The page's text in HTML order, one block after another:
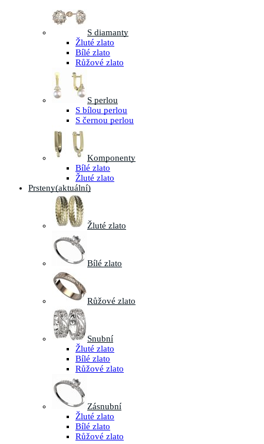
S diamanty
Žluté zlato
Bílé zlato
Růžové zlato
S perlou
S bílou perlou
S černou perlou
Komponenty
Bílé zlato
Žluté zlato
Prsteny(aktuální)
Žluté zlato
Bílé zlato
Růžové zlato
Snubní
Žluté zlato
Bílé zlato
Růžové zlato
Zásnubní
Žluté zlato
Bílé zlato
Růžové zlato